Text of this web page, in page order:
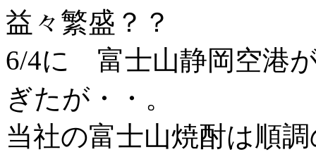
益々繁盛？？
6/4に 富士山静岡空港
ぎたが・・。
当社の富士山焼酎は順